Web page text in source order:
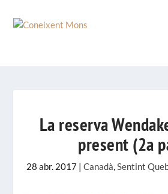
La reserva
present (2a
28 abr. 2017| Canadà,Sentint